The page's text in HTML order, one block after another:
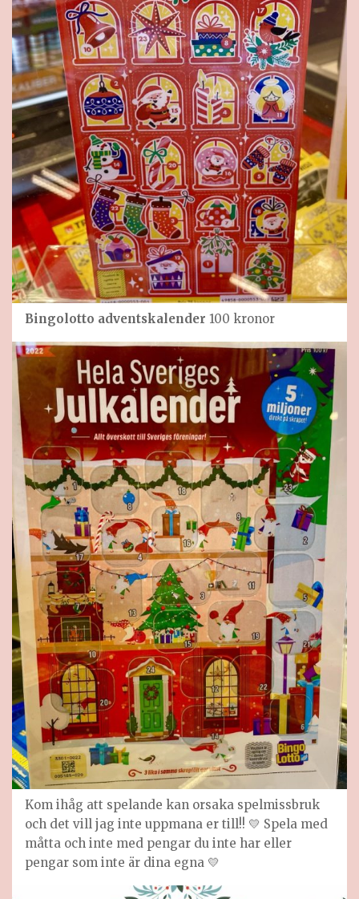
Bingolotto adventskalender 100 kronor
Kom ihåg att spelande kan orsaka spelmissbruk
och det vill jag inte uppmana er till!! 💛 Spela med
måtta och inte med pengar du inte har eller
pengar som inte är dina egna 💛